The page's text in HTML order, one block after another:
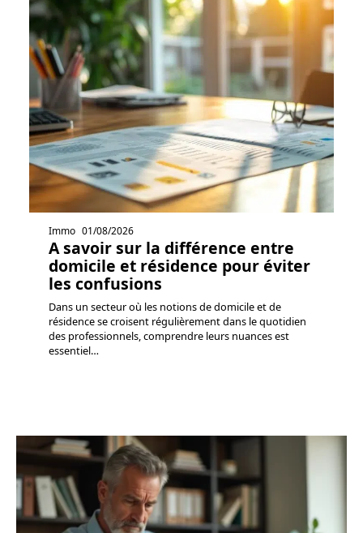
Immo 01/08/2026
A savoir sur la différence entre
domicile et résidence pour éviter
les confusions
Dans un secteur où les notions de domicile et de
résidence se croisent régulièrement dans le quotidien
des professionnels, comprendre leurs nuances est
essentiel…